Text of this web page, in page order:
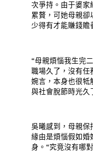
次爭持。由于婆家
累贅，可她母親卻
少得有才能賺錢贍
“母親煩惱我生完
職場久了，沒有任
婉言，本身也很牴
與社會脫節時光久
吳曦感到，母親保
緣由是煩惱假如婚
身。“究竟沒有哪